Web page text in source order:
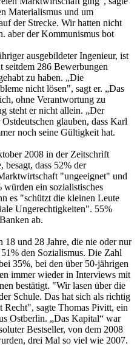
Materialismus und um
der Strecke. Wir hatten nicht
aber der Kommunismus bot
ausgebildeter Ingenieur, ist
seitdem 286 Bewerbungen
zu haben. „Die
nicht lösen", sagt er. „Das
ohne Verantwortung zu
steht er nicht allein. „Der
glauben, dass Karl
noch seine Gültigkeit hat.
2008 in der Zeitschrift
dass 52% der
"ungeeignet" und
ein sozialistisches
es "schützt die kleinen Leute
Ungerechtigkeiten". 55%
ab.
und 28 Jahre, die nie oder nur
den Sozialismus. Die Zahl
35%, bei den über 50-jährigen
immer wieder in Interviews mit
bestätigt. "Wir lasen über die
Schule. Das hat sich als richtig
Recht", sagte Thomas Pivitt, ein
Ostberlin. „Das Kapital“ war
Bestseller, von dem 2008
drei Mal so viel wie 2007.